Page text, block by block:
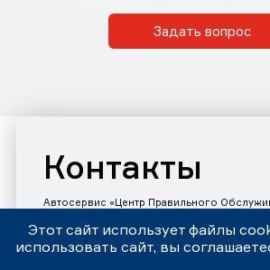
Задать вопрос
Контакты
Автосервис «Центр Правильного
Номер телефона: +7 (343)302-17-80
Этот сайт использует файлы
использовать сайт, вы